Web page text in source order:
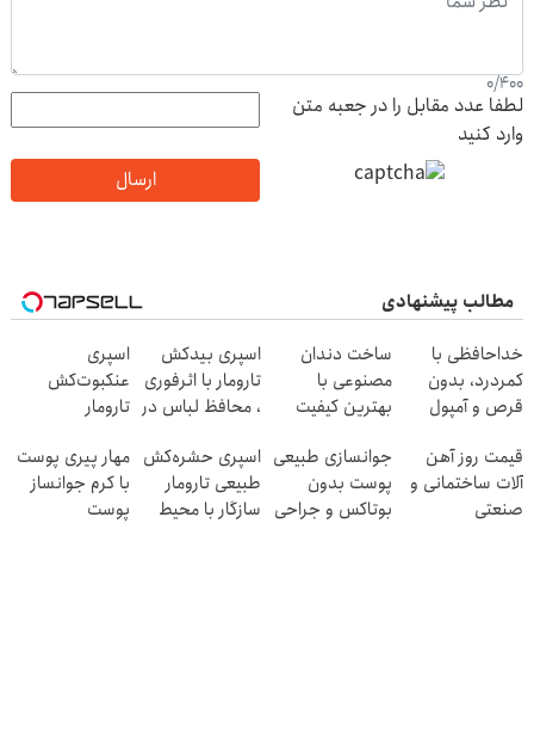
0/400
لطفا عدد مقابل را در جعبه متن
وارد کنید
ارسال
مطالب پیشنهادی
خداحافظی با
کمردرد، بدون
قرص و آمپول
ساخت دندان
مصنوعی با
بهترین کیفیت
اسپری بیدکش
تارومار با اثرفوری
، محافظ لباس در
اسپری
عنکبوت‌‌کش
تارومار
عنکبوت
قیمت روز آهن
آلات ساختمانی و
صنعتی
جوانسازی طبیعی
پوست بدون
بوتاکس و جراحی
اسپری حشره‌کش
طبیعی تارومار
سازگار با محیط
مهار پیری پوست
با کرم جوانساز
پوست